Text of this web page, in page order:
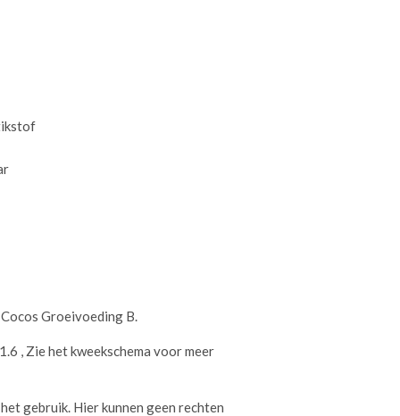
Groeivoeding B.
, Zie het kweekschema voor meer
gebruik. Hier kunnen geen rechten